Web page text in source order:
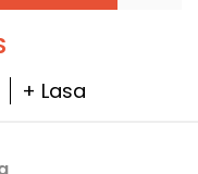
+ Lasa